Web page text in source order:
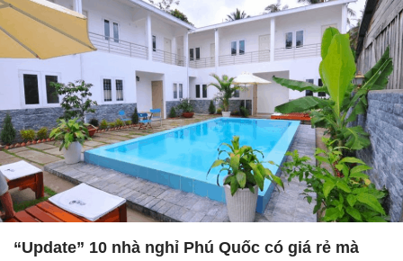
“Update” 10 nhà nghỉ Phú Quốc có giá rẻ mà